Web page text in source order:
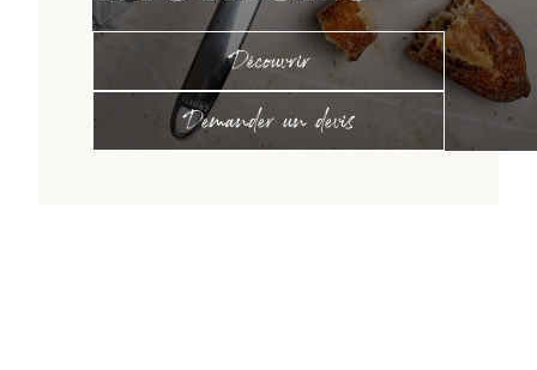
Découvrir
Demander un devis